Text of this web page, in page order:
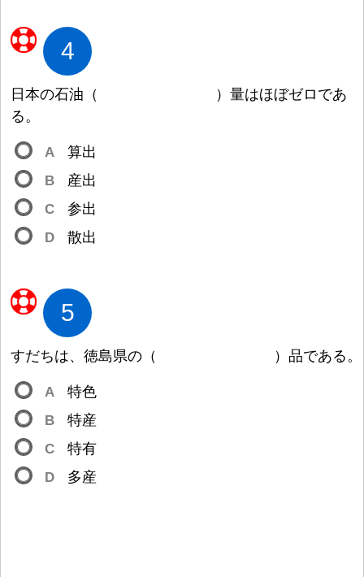
4
日 本の石油 （ ） 量はほぼゼロであ
る。
A 算出
B
産出
C
参出
D
散出
5
すだちは、 徳島県の （ ） 品である。
A 特色
B
特産
C
特有
D
多産